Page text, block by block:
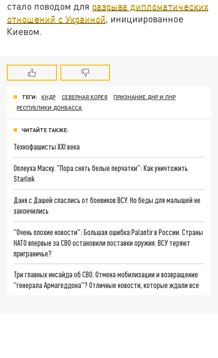
стало поводом для разрыва дипломатических
отношений с Украиной, инициированное
Киевом.
ТЕГИ: КНДР СЕВЕРНАЯ КОРЕЯ
ПРИЗНАНИЕ ДНР И ЛНР
РЕСПУБЛИКИ ДОНБАССА
ЧИТАЙТЕ ТАКЖЕ:
Технофашисты XXI века
Оплеуха Маску. "Пора снять белые перчатки": Как уничтожить
Starlink
Даня с Дашей спаслись от боевиков ВСУ. Но беды для малышей не
закончились
"Очень плохие новости": Большая ошибка Palantir в России. Страны
НАТО впервые за СВО остановили поставки оружия. ВСУ теряют
приграничье?
Три главных инсайда об СВО. Отмена мобилизации и возвращение
"генерала Армагеддона"? Отличные новости, которые ждали все